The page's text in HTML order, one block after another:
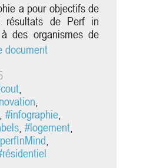
a pour objectifs de
résultats de Perf in
des organismes de
les inciter à financer
et basse
Elle présente la
de ces rénovations
et les ménages,
sur les facteurs clés
document
,
#infographie,
, #logement,